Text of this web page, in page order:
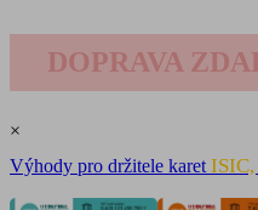
DOPRAVA
×
Výhody pro držitele karet